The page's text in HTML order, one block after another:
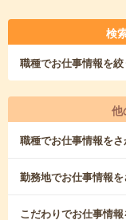
検
職種でお仕事情報を
他
職種でお仕事情報を
勤務地でお仕事情報
こだわりでお仕事情